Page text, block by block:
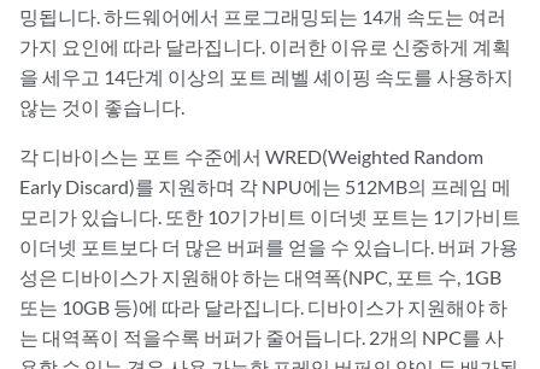
밍됩니다. 하드웨어에서 프로그래밍되는 14개 속도는 여러
가지 요인에 따라 달라집니다. 이러한 이유로 신중하게 계획
을 세우고 14단계 이상의 포트 레벨 셰이핑 속도를 사용하지
않는 것이 좋습니다.
각 디바이스는 포트 수준에서 WRED(Weighted Random
Early Discard)를 지원하며 각 NPU에는 512MB의 프레임 메
모리가 있습니다. 또한 10기가비트 이더넷 포트는 1기가비트
이더넷 포트보다 더 많은 버퍼를 얻을 수 있습니다. 버퍼 가용
성은 디바이스가 지원해야 하는 대역폭(NPC, 포트 수, 1GB
또는 10GB 등)에 따라 달라집니다. 디바이스가 지원해야 하
는 대역폭이 적을수록 버퍼가 줄어듭니다. 2개의 NPC를 사